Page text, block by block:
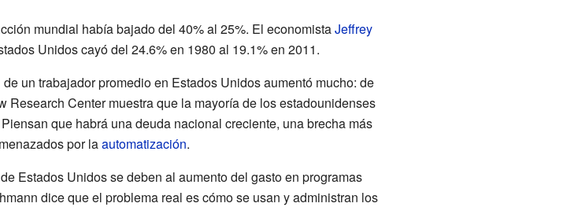
mundial había bajado del 40% al 25%. El economistaJeffrey
Unidos cayó del 24.6% en 1980 al 19.1% en 2011.
un trabajador promedio en Estados Unidos aumentó mucho: de
Center muestra que la mayoría de los estadounidenses
que habrá una deuda nacional creciente, una brecha más
por laautomatización.
Estados Unidos se deben al aumento del gasto en programas
dice que el problema real es cómo se usan y administran los